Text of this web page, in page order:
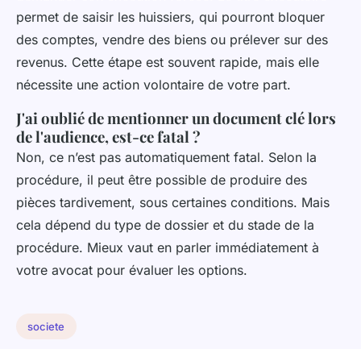
permet de saisir les huissiers, qui pourront bloquer
des comptes, vendre des biens ou prélever sur des
revenus. Cette étape est souvent rapide, mais elle
nécessite une action volontaire de votre part.
J'ai oublié de mentionner un document clé lors
de l'audience, est-ce fatal ?
Non, ce n’est pas automatiquement fatal. Selon la
procédure, il peut être possible de produire des
pièces tardivement, sous certaines conditions. Mais
cela dépend du type de dossier et du stade de la
procédure. Mieux vaut en parler immédiatement à
votre avocat pour évaluer les options.
societe